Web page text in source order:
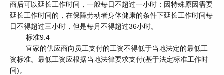
商后可以延长工作时间，一般每日不超过一小时；因特殊原因需要
延长工作时间的，在保障劳动者身体健康的条件下延长工作时间每
日不得超过三小时，但是每月不得超过36小时。
标准9.4
宜家的供应商向员工支付的工资不得低于当地法定的最低工
资标准。最低工资应根据当地法律要求支付(基于法定标准工作时
间)。